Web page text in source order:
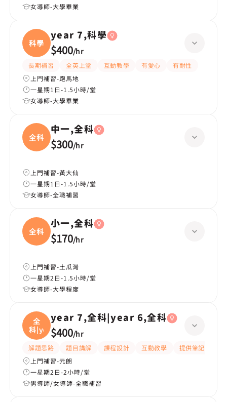
女導師-大學畢業
科學
year 7,科學
$400/hr
長期補習 全英上堂 互動教學 有愛心
有耐性
上門補習-跑馬地
一星期1日-1.5小時/堂
女導師-大學畢業
全科
中一,全科
$300/hr
上門補習-黃大仙
一星期1日-1.5小時/堂
女導師-全職補習
全科
小一,全科
$170/hr
上門補習-土瓜灣
一星期2日-1.5小時/堂
女導師-大學程度
全
科|ye
year 7,全科|year 6,全科
$400/hr
解題思路 題目講解 課程設計 互動教學 提供筆記
上門補習-元朗
一星期2日-2小時/堂
男導師/女導師-全職補習